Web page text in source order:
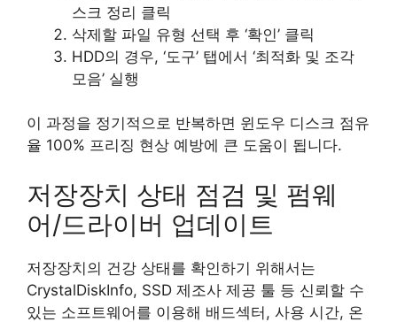
스크 정리 클릭
삭제할 파일 유형 선택 후 ‘확인’ 클릭
HDD의 경우, ‘도구’ 탭에서 ‘최적화 및 조각
모음’ 실행
이 과정을 정기적으로 반복하면 윈도우 디스크 점유
율 100% 프리징 현상 예방에 큰 도움이 됩니다.
저장장치 상태 점검 및 펌웨
어/드라이버 업데이트
저장장치의 건강 상태를 확인하기 위해서는
CrystalDiskInfo, SSD 제조사 제공 툴 등 신뢰할 수
있는 소프트웨어를 이용해 배드섹터, 사용 시간, 온